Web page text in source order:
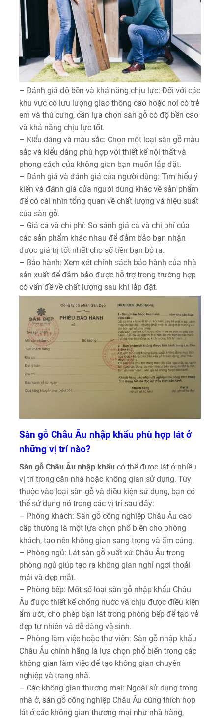
– Đánh giá độ bền và khả năng chịu lực: Đối với các
khu vực có lưu lượng giao thông cao hoặc nơi có trẻ
em và thú cưng, cần lựa chọn sàn gỗ có độ bền cao
và khả năng chịu lực tốt.
– Kiểu dáng và màu sắc: Chọn một loại sàn gỗ màu
sắc và kiểu dáng phù hợp với thiết kế nội thất và
phong cách của không gian bạn muốn lắp đặt.
– Đánh giá và đánh giá của người dùng: Tìm hiểu ý
kiến và đánh giá của người dùng khác về sản phẩm
để có cái nhìn tổng quan về chất lượng và hiệu suất
của sàn gỗ.
– Giá cả và chi phí: So sánh giá cả và chi phí của
các sản phẩm khác nhau để đảm bảo bạn nhận
được giá trị tốt nhất cho số tiền bạn bỏ ra.
– Bảo hành: Xem xét chính sách bảo hành của nhà
sản xuất để đảm bảo được hỗ trợ trong trường hợp
có vấn đề về chất lượng sau khi lắp đặt.
Sàn gỗ Châu Âu nhập khẩu phù hợp lát ở
những vị trí nào?
Sàn gỗ Châu Âu nhập khẩu có thể được lát ở nhiều
vị trí trong căn nhà hoặc không gian sử dụng. Tùy
thuộc vào loại sàn gỗ và điều kiện sử dụng, bạn có
thể sử dụng nó trong các vị trí sau đây:
– Phòng khách: Sàn gỗ công nghiệp Châu Âu cao
cấp thường là một lựa chọn phổ biến cho phòng
khách, tạo nên không gian sang trọng và ấm cúng.
– Phòng ngủ: Lát sàn gỗ xuất xứ Châu Âu trong
phòng ngủ giúp tạo ra không gian nghỉ ngơi thoải
mái và đẹp mắt.
– Phòng bếp: Một số loại sàn gỗ nhập khẩu Châu
Âu được thiết kế chống nước và chịu được điều kiện
ẩm ướt, cho phép bạn lát trong phòng bếp để tạo vẻ
đẹp tự nhiên và dễ dàng vệ sinh.
– Phòng làm việc hoặc thư viện: Sàn gỗ nhập khẩu
Châu Âu chính hãng là lựa chọn phổ biến trong các
không gian làm việc để tạo không gian chuyên
nghiệp và trang nhã.
– Các không gian thương mại: Ngoài sử dụng trong
nhà ở, sàn gỗ công nghiệp Châu Âu cũng thích hợp
lát ở các không gian thương mại như nhà hàng,